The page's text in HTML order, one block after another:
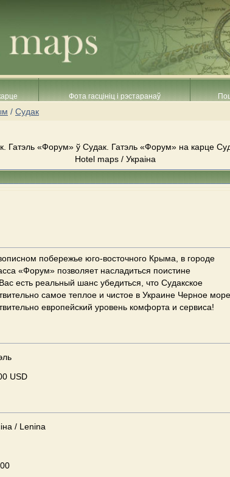
Фота гасцініц і рэстаранаў
/ Судак
Гатэль «Форум» ў Судак. Гатэль «Форум» на карце
Hotel maps / Украіна
побережье юго-восточного Крыма, в городе
«Форум» позволяет насладиться поистине
есть реальный шанс убедиться, что Судакское
самое теплое и чистое в Украине Черное море,
европейский уровень комфорта и сервиса!
USD
/ Lenina